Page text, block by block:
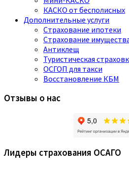
КАСКО от бесполисных
Дополнительные услуги
Страхование ипотеки
Страхование
Антиклещ
Туристическая
ОСГОП для такси
Восстановление КБМ
Отзывы о нас
Лидеры страхования ОСАГО